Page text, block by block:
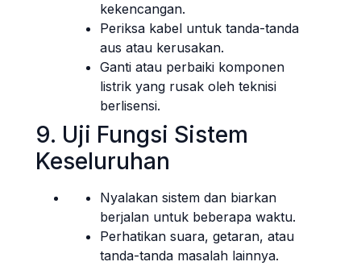
kekencangan.
Periksa kabel untuk tanda-tanda
aus atau kerusakan.
Ganti atau perbaiki komponen
listrik yang rusak oleh teknisi
berlisensi.
9. Uji Fungsi Sistem
Keseluruhan
Nyalakan sistem dan biarkan
berjalan untuk beberapa waktu.
Perhatikan suara, getaran, atau
tanda-tanda masalah lainnya.